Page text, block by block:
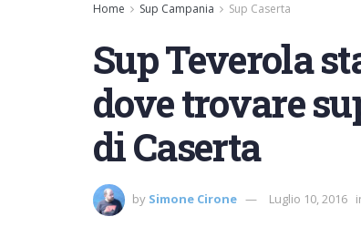
Home Sup Campania Sup Caserta
Sup Teverola
dove trovare
di Caserta
by Simone Cirone Luglio 10, 2016